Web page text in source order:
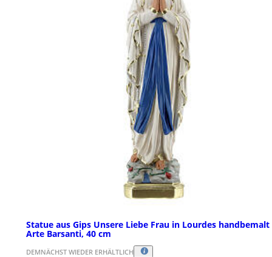
Statue aus Gips Unsere Liebe Frau in Lourdes handbemalt
Arte Barsanti, 40 cm
DEMNÄCHST WIEDER ERHÄLTLICH